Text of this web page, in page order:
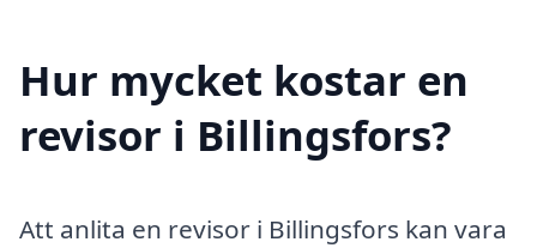
Hur mycket kostar en
revisor i Billingsfors?
Att anlita en revisor i Billingsfors kan vara